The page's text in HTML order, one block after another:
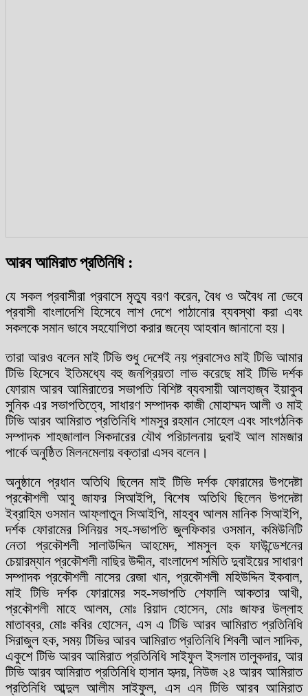
আরব আমিরাত প্রতিনিধি :
যে সকল প্রবাসীরা প্রবাসে মৃত্যু বরণ করেন, বৈধ ও অবৈধ না ভেবে
প্রবাসী বাংলাদেশি হিসেবে লাশ দেশে পাঠানোর ব্যবস্থা করা এবং
সকলকে সমান ভাবে সহযোগিতা করার জন্যে আহবান জানানো হয়।
তারা আরও বলেন মাই টিভি শুধু দেশেই নয় প্রবাসেও মাই টিভি আমার
টিভি হিসেবে ইতিমধ্যে বহু জনপ্রিয়তা লাভ করেছে মাই টিভি দর্শক
ফোরাম আরব আমিরাতের সভাপতি বিশিষ্ট ব্যবসায়ী আলহাজ্ব ইয়াকুব
সুনিক এর সভাপতিত্বে, সাধারণ সম্পাদক কাজী মোহাম্মদ আলী ও মাই
টিভি আরব আমিরাত প্রতিনিধি শামসুর রহমান সোহেল এবং সাংগঠনিক
সম্পাদক শাহজালাল সিকদারের যৌথ পরিচালনায় দুবাই আল মামজার
পার্কে অনুষ্ঠিত মিলনমেলায় বক্তারা এসব বলেন।
অনুষ্ঠানে প্রধান অতিথি ছিলেন মাই টিভি দর্শক ফোরামের উপদেষ্টা
প্রকৌশলী আবু জাফর সিআইপি, বিশেষ অতিথি ছিলেন উপদেষ্টা
ইব্রাহিম ওসমান আফ্লাতুন সিআইপি, মাহবুব আলম মানিক সিআইপি,
দর্শক ফোরামের সিনিয়র সহ-সভাপতি জুলফিকার ওসমান, কমিউনিটি
নেতা প্রকৌশলী সালাউদ্দিন আহমেদ, শামসুল হক ফাউন্ডেশনের
চেয়ারম্যান প্রকৌশলী নাছির উদ্দীন, বাংলাদেশ সমিতি দুবাইয়ের সাধারণ
সম্পাদক প্রকৌশলী নাসের রেজা খান, প্রকৌশলী মহিউদ্দিন ইকবাল,
মাই টিভি দর্শক ফোরামের সহ-সভাপতি শেফালি আকতার আখী,
প্রকৌশলী মাহে আলম, মোঃ রিয়াদ হোসেন, মোঃ জাফর উল্লাহ
মাতাব্বর, মোঃ কবির হোসেন, এস এ টিভি আরব আমিরাত প্রতিনিধি
সিরাজুল হক, সময় টিভির আরব আমিরাত প্রতিনিধি শিবলী আল সাদিক,
একুশে টিভি আরব আমিরাত প্রতিনিধি সাইফুল ইসলাম তালুকদার, আর
টিভি আরব আমিরাত প্রতিনিধি হাসান হৃদয়, নিউজ ২৪ আরব আমিরাত
প্রতিনিধি আব্দুল আলীম সাইফুল, এস এন টিভি আরব আমিরাত